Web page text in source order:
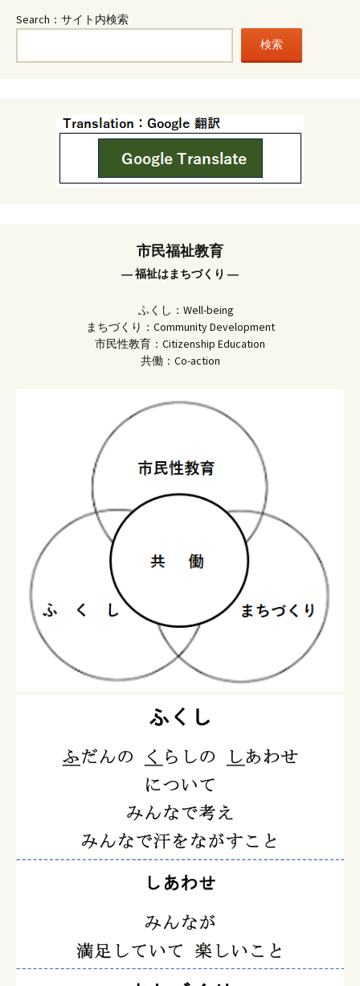
Search：サイト内検索
検索
市民福祉教育
― 福祉はまちづくり ―
ふくし：Well-being
まちづくり：Community Development
市民性教育：Citizenship Education
共働：Co-action